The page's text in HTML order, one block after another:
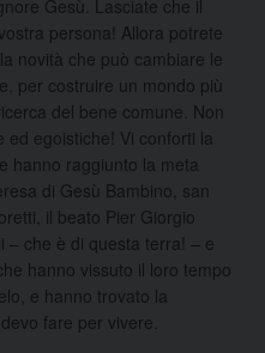
Gesù. Lasciate che il
persona! Allora potrete
novità che può cambiare le
per costruire un mondo più
del bene comune. Non
ed egoistiche! Vi conforti la
hanno raggiunto la meta
di Gesù Bambino, san
il beato Pier Giorgio
– che è di questa terra! – e
hanno vissuto il loro tempo
e hanno trovato la
fare per vivere.